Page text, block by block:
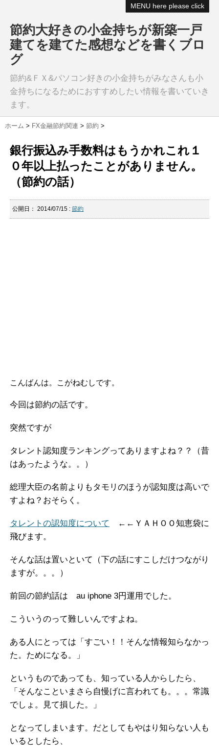
MENU here please click
節約大好きの小金持ちが新築一戸
建てを建てた感想などを書くブロ
グ
節約&ＦＸ&パソコン好きの小金持ちがみなさんも小
金持ちになるためにおすすめしたい情報を書いていき
ます。
ホーム > FX金融節約関連 > 節約 >
銀行振込み手数料はもうかれこれ１
０年以上払ったことがありません。
（節約の話）
公開日： 2014/07/15 : 節約
こんばんは。こがねむしです。
今回は節約の話です。
突然ですが
タレント認知度ランキングってありますよね？？（昔
はあったような。。）
総理大臣の名前よりもタモリのほうが認知度は高いで
すよね？おそらく。
タレントの認知度について
←←ＹＡＨＯＯ知恵袋に
飛びます。
そんな話は置いといて（下の話にすこしだけつながり
ますが。。。）
前回の節約話は au iphone 3円運用でした。
こういうのって難しいんですよね。
ある人にとっては「すごい！！そんな情報知らなかっ
た。ためになる。」
というものであっても、知っている人からしたら、
「そんなこといまさら自慢げに言われても。。。常識
でしょ。見て損した。」
となってしまいます。だとしてもやはり知らない人も
いるとしたら、